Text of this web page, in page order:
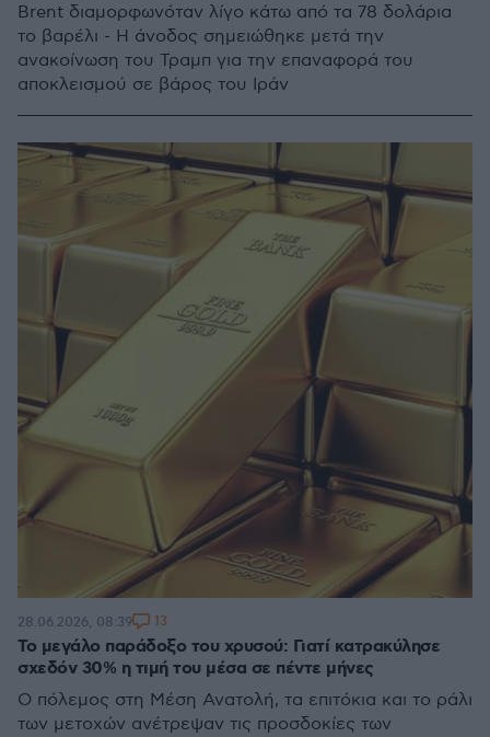
Brent διαμορφωνόταν λίγο κάτω από τα 78 δολάρια
το βαρέλι - Η άνοδος σημειώθηκε μετά την
ανακοίνωση του Τραμπ για την επαναφορά του
αποκλεισμού σε βάρος του Ιράν
Το μεγάλο παράδοξο του χρυσού: Γιατί κατρακύλησε
σχεδόν 30% η τιμή του μέσα σε πέντε μήνες
Ο πόλεμος στη Μέση Ανατολή, τα επιτόκια και το ράλι
των μετοχών ανέτρεψαν τις προσδοκίες των
28.06.2026, 08:39 13